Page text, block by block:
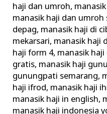
haji dan umroh,
manasik haji dan umroh
depag, manasik haji di
mekarsari, manasik haji
haji form 4, manasik
gratis, manasik haji
gunungpati semarang,
haji ifrod, manasik haji
manasik haji in english,
manasik haji indonesia